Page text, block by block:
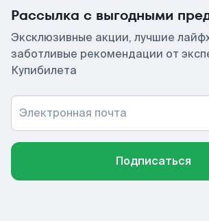
Рассылка с выгодными
Эксклюзивные акции, лучшие
заботливые рекомендации от
Купибилета
Электронная почта
Подписаться